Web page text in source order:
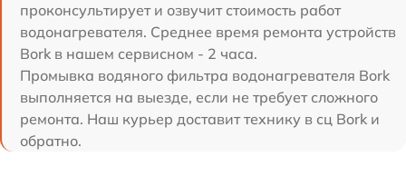
проконсультирует и озвучит стоимость работ
водонагревателя. Среднее время ремонта устройств
Bork в нашем сервисном - 2 часа.
Промывка водяного фильтра водонагревателя Bork
выполняется на выезде, если не требует сложного
ремонта. Наш курьер доставит технику в сц Bork и
обратно.